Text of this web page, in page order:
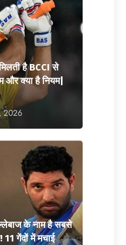
है BCCI से
और क्या है नियम|
2026
के नाम है सबसे
11 गेंदों में मचाई